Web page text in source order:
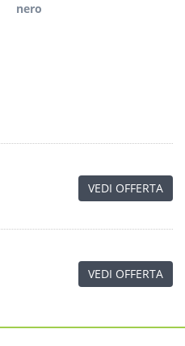
nero
VEDI OFFERTA
VEDI OFFERTA